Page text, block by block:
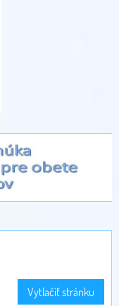
Vytlačiť stránku